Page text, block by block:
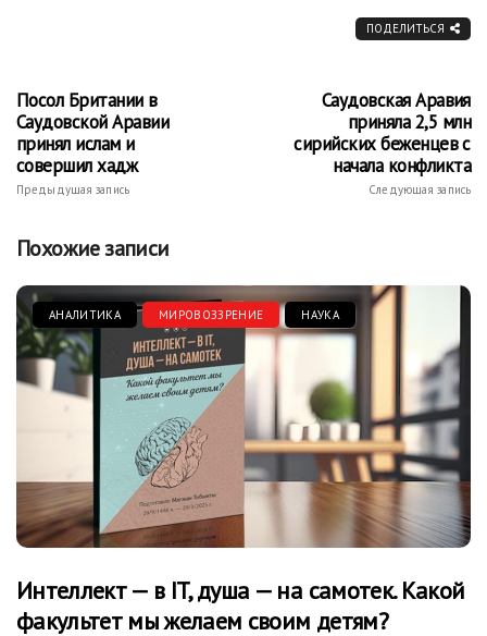
ПОДЕЛИТЬСЯ
Посол Британии в
Саудовской Аравии
принял ислам и
совершил хадж
Предыдущая запись
Саудовская Аравия
приняла 2,5 млн
сирийских беженцев с
начала конфликта
Следующая запись
Похожие записи
АНАЛИТИКА МИРОВОЗЗРЕНИЕ НАУКА
Интеллект — в IT, душа — на самотек. Какой
факультет мы желаем своим детям?